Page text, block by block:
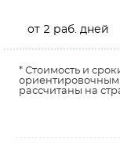
от 2 раб. дней
* Стоимость и
рассчитаны на